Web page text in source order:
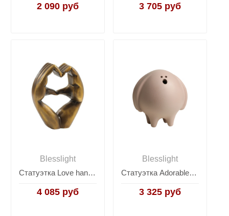
2 090 руб 3 705 руб
Blesslight
Статуэтка Love hands ornament
4 085 руб
Blesslight
Статуэтка Adorable Puppy
3 325 руб